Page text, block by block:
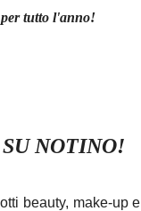
tutto l'anno!
NOTINO!
beauty, make-up e